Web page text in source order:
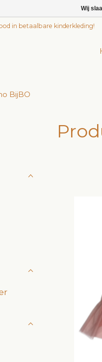
in betaalbare kinderkleding!
BijBO
Wij